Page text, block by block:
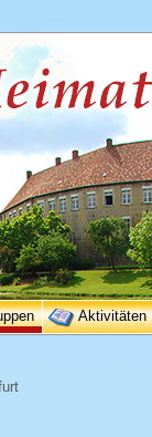
Aktivitäten